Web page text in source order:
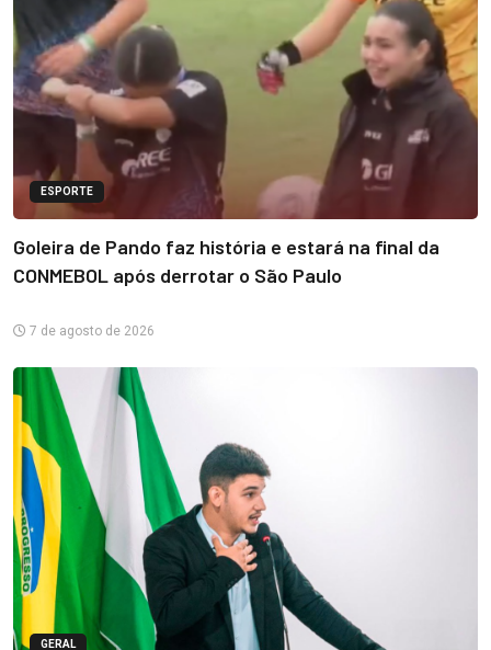
ESPORTE
Goleira de Pando faz história e estará na final da
CONMEBOL após derrotar o São Paulo
7 de agosto de 2026
GERAL